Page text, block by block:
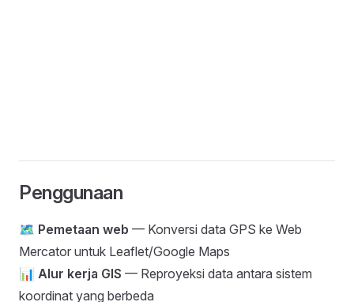
Penggunaan
🗺️ Pemetaan web — Konversi data GPS ke Web
Mercator untuk Leaflet/Google Maps
📊 Alur kerja GIS — Reproyeksi data antara sistem
koordinat yang berbeda